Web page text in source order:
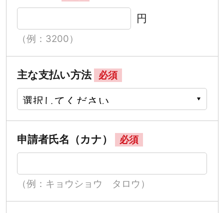
円
（例：3200）
主な支払い方法 必須
申請者氏名（カナ） 必須
（例：キョウショウ タロウ）